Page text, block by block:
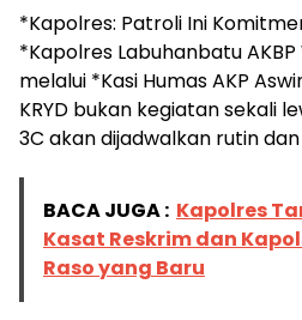
*Kapolres: Patroli Ini
*Kapolres Labuhanbatu
melalui *Kasi Humas AKP
KRYD bukan kegiatan sekali
3C akan dijadwalkan rutin
BACA JUGA : Kapolres
Kasat Reskrim dan
Raso yang Baru